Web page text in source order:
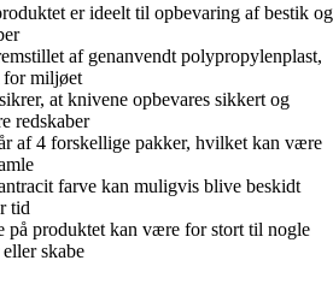
er ideelt til opbevaring af bestik og
af genanvendt polypropylenplast,
for miljøet
at knivene opbevares sikkert og
redskaber
af 4 forskellige pakker, hvilket kan være
farve kan muligvis blive beskidt
tid
på produktet kan være for stort til nogle
skabe